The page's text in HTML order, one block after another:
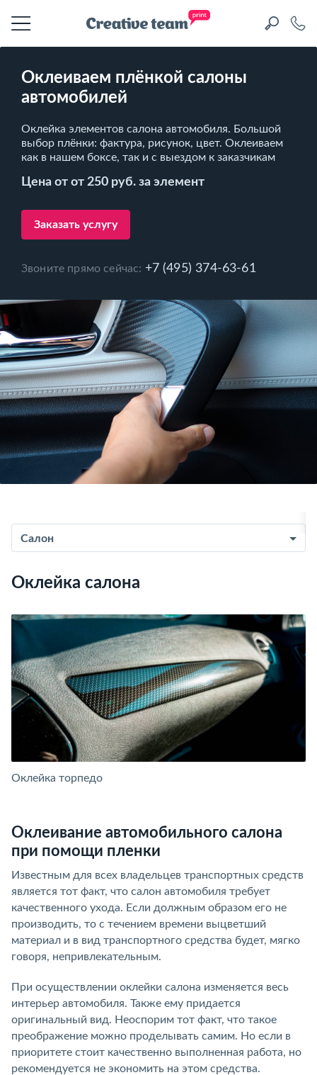
Оклеиваем плёнкой салоны
автомобилей
Оклейка элементов салона автомобиля. Большой
выбор плёнки: фактура, рисунок, цвет. Оклеиваем
как в нашем боксе, так и с выездом к заказчикам
Цена от от 250 руб. за элемент
Заказать услугу
Звоните прямо сейчас: +7 (495) 374-63-61
Салон
Оклейка салона
Оклейка торпедо
Оклеивание автомобильного салона
при помощи пленки
Известным для всех владельцев транспортных средств
является тот факт, что салон автомобиля требует
качественного ухода. Если должным образом его не
производить, то с течением времени выцветший
материал и в вид транспортного средства будет, мягко
говоря, непривлекательным.
При осуществлении оклейки салона изменяется весь
интерьер автомобиля. Также ему придается
оригинальный вид. Неоспорим тот факт, что такое
преображение можно проделывать самим. Но если в
приоритете стоит качественно выполненная работа, но
рекомендуется не экономить на этом средства.